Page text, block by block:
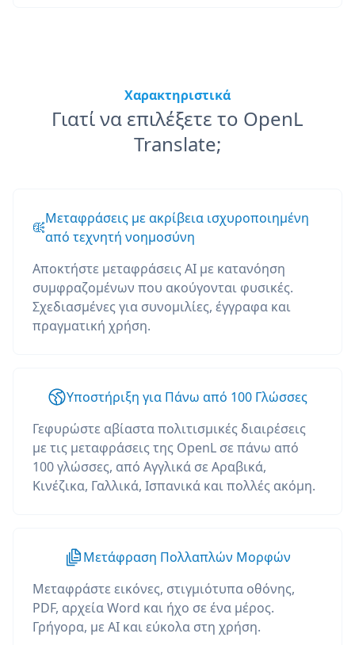
Χαρακτηριστικά
Γιατί να επιλέξετε το OpenL
Translate;
Μεταφράσεις με ακρίβεια ισχυροποιημένη
από τεχνητή νοημοσύνη
Αποκτήστε μεταφράσεις AI με κατανόηση
συμφραζομένων που ακούγονται φυσικές.
Σχεδιασμένες για συνομιλίες, έγγραφα και
πραγματική χρήση.
Υποστήριξη για Πάνω από 100 Γλώσσες
Γεφυρώστε αβίαστα πολιτισμικές διαιρέσεις
με τις μεταφράσεις της OpenL σε πάνω από
100 γλώσσες, από Αγγλικά σε Αραβικά,
Κινέζικα, Γαλλικά, Ισπανικά και πολλές ακόμη.
Μετάφραση Πολλαπλών Μορφών
Μεταφράστε εικόνες, στιγμιότυπα οθόνης,
PDF, αρχεία Word και ήχο σε ένα μέρος.
Γρήγορα, με AI και εύκολα στη χρήση.